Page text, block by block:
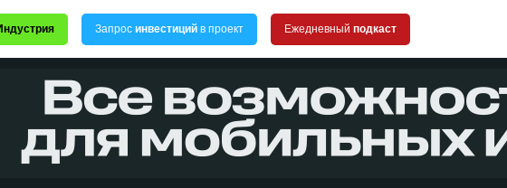
Запрос инвестиций в проект Ежедневный подкаст